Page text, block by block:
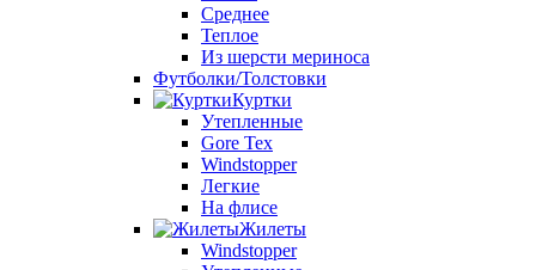
Среднее
Теплое
Из шерсти мериноса
Футболки/Толстовки
Куртки
Утепленные
Gore Tex
Windstopper
Легкие
На флисе
Жилеты
Windstopper